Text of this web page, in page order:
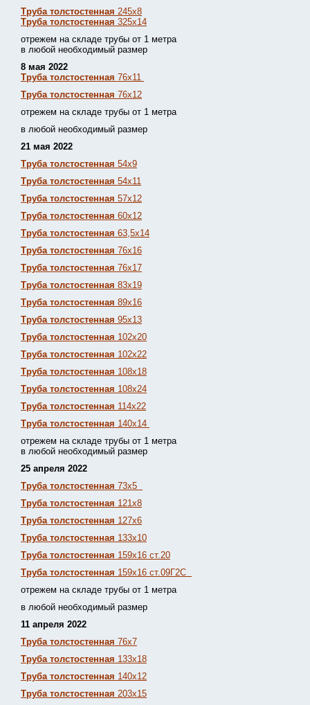
Труба толстостенная 245х8
Труба толстостенная 325х14
отрежем на складе трубы от 1 метра
в любой необходимый размер
8 мая 2022
Труба толстостенная 76х11
Труба толстостенная 76х12
отрежем на складе трубы от 1 метра
в любой необходимый размер
21 мая 2022
Труба толстостенная 54х9
Труба толстостенная 54х11
Труба толстостенная 57х12
Труба толстостенная 60х12
Труба толстостенная 63,5х14
Труба толстостенная 76х16
Труба толстостенная 76х17
Труба толстостенная 83х19
Труба толстостенная 89х16
Труба толстостенная 95х13
Труба толстостенная 102х20
Труба толстостенная 102х22
Труба толстостенная 108х18
Труба толстостенная 108х24
Труба толстостенная 114х22
Труба толстостенная 140х14
отрежем на складе трубы от 1 метра
в любой необходимый размер
25 апреля 2022
Труба толстостенная 73х5
Труба толстостенная 121х8
Труба толстостенная 127х6
Труба толстостенная 133х10
Труба толстостенная 159х16 ст.20
Труба толстостенная 159х16 ст.09Г2С
отрежем на складе трубы от 1 метра
в любой необходимый размер
11 апреля 2022
Труба толстостенная 76х7
Труба толстостенная 133х18
Труба толстостенная 140х12
Труба толстостенная 203х15